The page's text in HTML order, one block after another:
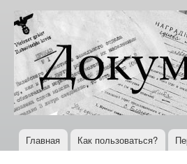
Документы
XX века
Всемирная
история в
Интернете
Главное меню
Главная Как пользоваться?